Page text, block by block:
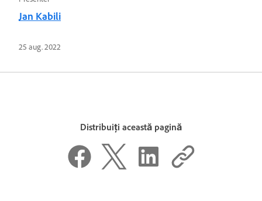
Jan Kabili
25 aug. 2022
Distribuiți această pagină